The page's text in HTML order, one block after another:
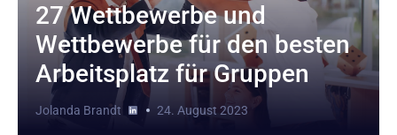
27 Wettbewerbe und
Wettbewerbe für den besten
Arbeitsplatz für Gruppen
Jolanda Brandt 24. August 2023